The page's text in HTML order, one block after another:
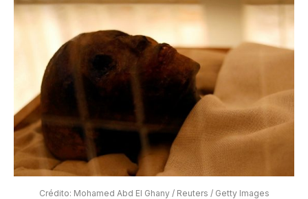
Crédito: Mohamed Abd El Ghany / Reuters / Getty Images